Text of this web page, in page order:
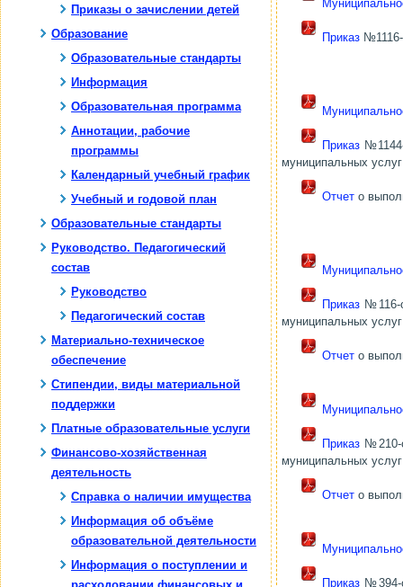
Приказы о зачислении детей
Образование
Образовательные стандарты
Информация
Образовательная программа
Аннотации, рабочие
программы
Календарный учебный график
Учебный и годовой план
Образовательные стандарты
Руководство. Педагогический
состав
Руководство
Педагогический состав
Материально-техническое
обеспечение
Стипендии, виды материальной
поддержки
Платные образовательные услуги
Финансово-хозяйственная
деятельность
Справка о наличии имущества
Информация об объёме
образовательной деятельности
Информация о поступлении и
Приказ
Приказ
муниципальных
Отчет о
Приказ №116-
муниципальных
Отчет о
Приказ №210-
муниципальных
Отчет о
Приказ №394-